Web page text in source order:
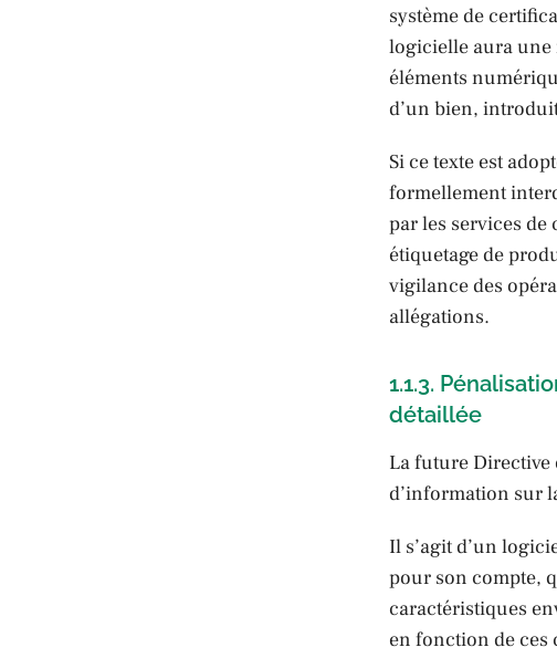
système de
logicielle aura une
éléments
d’un bien,
Si ce texte est
formellement
par les services
étiquetage de
vigilance des
allégations.
1.1.3.
détaillée
La future Directive
d’information sur
Il s’agit d’un
pour son compte,
caractéristiques
en fonction de ces